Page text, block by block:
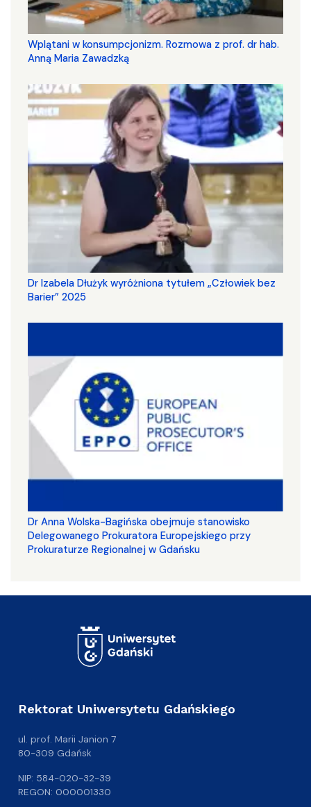
Wplątani w konsumpcjonizm. Rozmowa z prof. dr hab.
Anną Maria Zawadzką
Dr Izabela Dłużyk wyróżniona tytułem „Człowiek bez
Barier” 2025
Dr Anna Wolska-Bagińska obejmuje stanowisko
Delegowanego Prokuratora Europejskiego przy
Prokuraturze Regionalnej w Gdańsku
Rektorat Uniwersytetu Gdańskiego
ul. prof. Marii Janion 7
80-309 Gdańsk
NIP: 584-020-32-39
REGON: 000001330